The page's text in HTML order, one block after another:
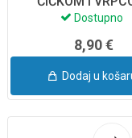
FOOTBALL 8-
Dostupno
8,90 €
Dodaj u